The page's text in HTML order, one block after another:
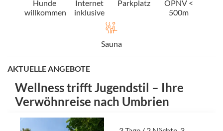
Hunde
willkommen
Internet
inklusive
Parkplatz
ÖPNV <
500m
Sauna
AKTUELLE ANGEBOTE
Wellness trifft Jugendstil – Ihre
Verwöhnreise nach Umbrien